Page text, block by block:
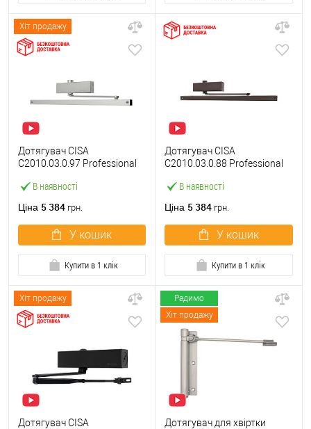
Хіт продажу
В наявності
Дотягувач CISA
C2010.03.0.97 Professional
сірий
Ціна 5 384 грн.
У кошик
Купити в 1 клік
В наявності
Дотягувач CISA
C2010.03.0.88 Professional
коричневий
Ціна 5 384 грн.
У кошик
Купити в 1 клік
Хіт продажу
Дотягувач CISA
Радимо
Хіт продажу
Дотягувач для хвіртки